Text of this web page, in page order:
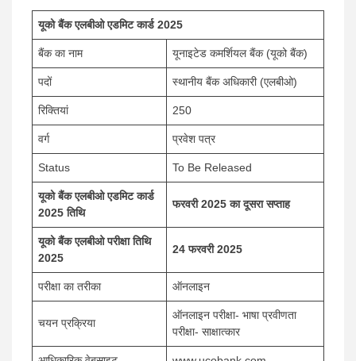
यूको बैंक एलबीओ एडमिट कार्ड 2025
बैंक का नाम यूनाइटेड कमर्शियल बैंक (यूको बैंक)
पदों स्थानीय बैंक अधिकारी (एलबीओ)
रिक्तियां 250
वर्ग प्रवेश पत्र
Status To Be Released
यूको बैंक एलबीओ एडमिट कार्ड
2025 तिथि
फरवरी 2025 का दूसरा सप्ताह
यूको बैंक एलबीओ परीक्षा तिथि
2025
24 फरवरी 2025
परीक्षा का तरीका ऑनलाइन
चयन प्रक्रिया
ऑनलाइन परीक्षा- भाषा प्रवीणता
परीक्षा- साक्षात्कार